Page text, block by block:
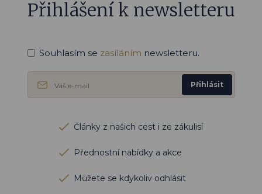
Přihlášení k newsletteru
Souhlasím se zasíláním newsletteru.
Přihlásit
Články z našich cest i ze zákulisí
Přednostní nabídky a akce
Můžete se kdykoliv odhlásit